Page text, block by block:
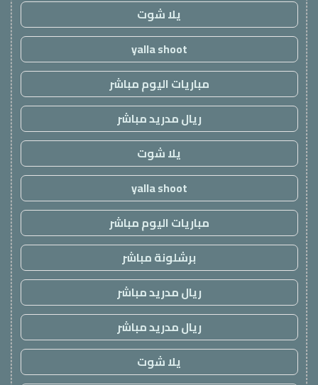
يلا شوت
yalla shoot
مباريات اليوم مباشر
ريال مدريد مباشر
يلا شوت
yalla shoot
مباريات اليوم مباشر
برشلونة مباشر
ريال مدريد مباشر
ريال مدريد مباشر
يلا شوت